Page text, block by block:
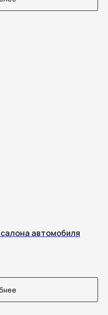
автомобиля